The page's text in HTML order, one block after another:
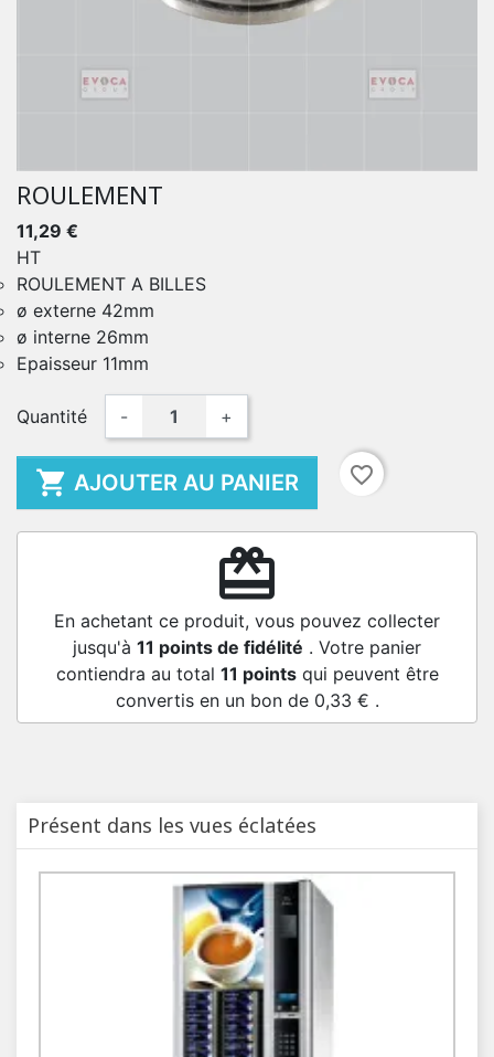
ROULEMENT
11,29 €
HT
ROULEMENT A BILLES
ø externe 42mm
ø interne 26mm
Epaisseur 11mm
Quantité - +
 AJOUTER AU PANIER favorite_border
redeem
En achetant ce produit, vous pouvez collecter
jusqu'à 11 points de fidélité . Votre panier
contiendra au total 11 pointsqui peuvent être
convertis en un bon de 0,33 € .
Présent dans les vues éclatées